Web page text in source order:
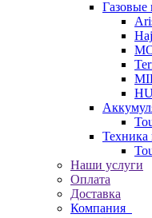
Газовые
Техника
Наши услуги
Оплата
Доставка
Компания